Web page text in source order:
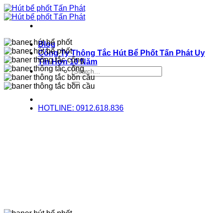
Bỏ
qua
Blog
Công Ty Thông Tắc Hút Bể Phốt Tấn Phát Uy
Tín Hơn 10 Năm
HOTLINE: 0912.618.836